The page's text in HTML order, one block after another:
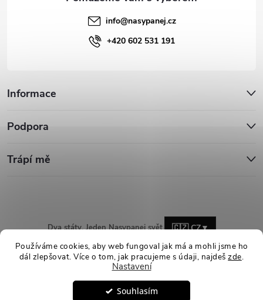
Používáme cookies, aby web fungoval jak má a mohli jsme ho
dál zlepšovat. Více o tom, jak pracujeme s údaji, najdešzde.
Nastavení
Souhlasím
Informace
Podpora
Trápí mě
info@nasypanej.cz
+420 602 531 191
Dva státy. Jeden Nasypanej svět. 🇨🇿 CZ▼
nastavení cookies